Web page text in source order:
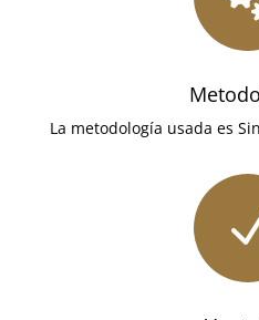
La metodología usada es